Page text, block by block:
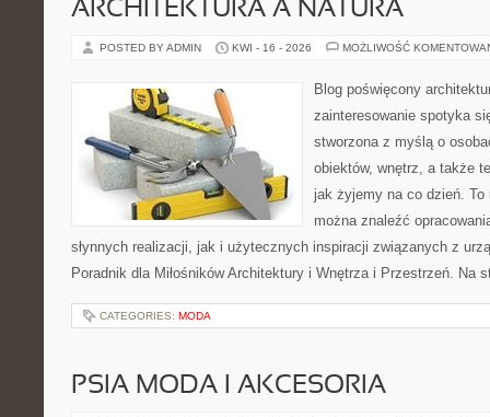
ARCHITEKTURA A NATURA
POSTED BY ADMIN KWI - 16 - 2026 MOŻLIWOŚĆ
Blog poświęcony
zainteresowanie spotyka
stworzona z myślą o
obiektów, wnętrz, a także
jak żyjemy na co dzień.
można znaleźć
słynnych realizacji, jak i użytecznych inspiracji związanych z
Poradnik dla Miłośników Architektury i Wnętrza i Przestrzeń.
CATEGORIES: MODA
PSIA MODA I AKCESORIA